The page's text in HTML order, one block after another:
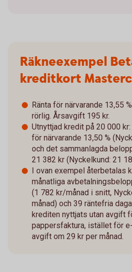
Räkneexempel
kreditkort
Ränta för närvarande 13,55
rörlig. Årsavgift 195 kr.
Utnyttjad kredit på 20 000
för närvarande 13,50 %
och det sammanlagda
21 382 kr (Nyckelkund: 21
I ovan exempel återbetalas
månatliga
(1 782 kr/månad i snitt,
månad) och 39 räntefria
krediten nyttjats utan avgift
pappersfaktura, istället för
avgift om 29 kr per månad.